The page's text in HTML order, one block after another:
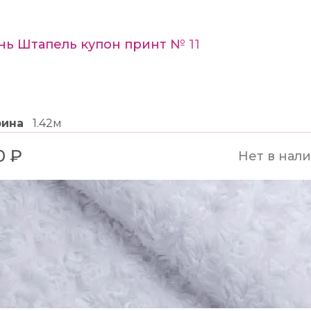
Штапель купон принт № 11
1.42м
₽ Нет в